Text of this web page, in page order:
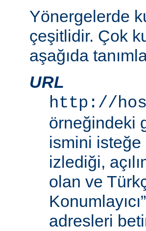
Yönergelerde
çeşitlidir. Çok
aşağıda
URL
http://
örneğindeki
ismini isteğe
izlediği,
olan ve
adresleri